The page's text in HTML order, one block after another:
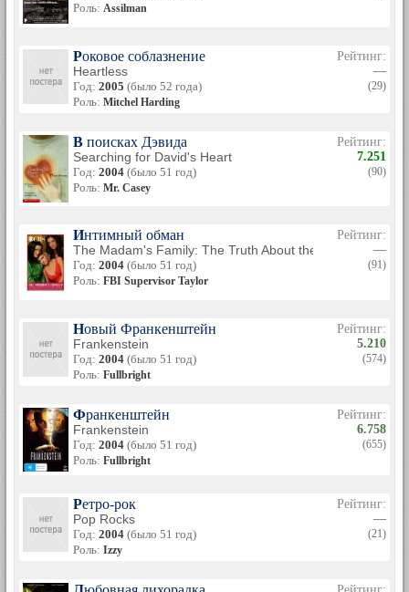
Роль: Assilman
Роковое соблазнение
Heartless
Год: 2005 (было 52 года)
Роль: Mitchel Harding
Рейтинг:
—
(29)
В поисках Дэвида
Searching for David's Heart
Год: 2004 (было 51 год)
Роль: Mr. Casey
Рейтинг:
7.251
(90)
Интимный обман
The Madam's Family: The Truth About the Canal Street
Год: 2004 (было 51 год)
Роль: FBI Supervisor Taylor
Рейтинг:
—
(91)
Новый Франкенштейн
Frankenstein
Год: 2004 (было 51 год)
Роль: Fullbright
Рейтинг:
5.210
(574)
Франкенштейн
Frankenstein
Год: 2004 (было 51 год)
Роль: Fullbright
Рейтинг:
6.758
(655)
Ретро-рок
Pop Rocks
Год: 2004 (было 51 год)
Роль: Izzy
Рейтинг:
—
(21)